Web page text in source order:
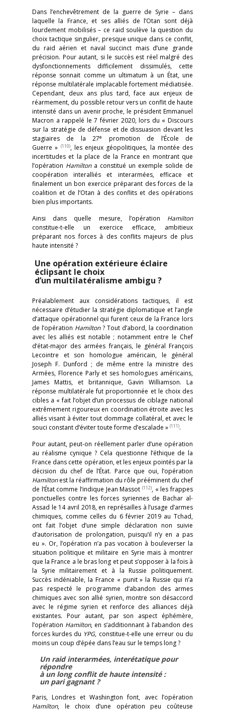
Dans l’enchevêtrement de la guerre de Syrie – dans
laquelle la France, et ses alliés de l’Otan sont déjà
lourdement mobilisés – ce raid soulève la question du
choix tactique singulier, presque unique dans ce conflit,
du raid aérien et naval succinct mais d’une grande
précision. Pour autant, si le succès est réel malgré des
dysfonctionnements difficilement dissimulés, cette
réponse sonnait comme un ultimatum à un État, une
réponse multilatérale implacable fortement médiatisée.
Cependant, deux ans plus tard, face aux enjeux de
réarmement, du possible retour vers un conflit de haute
intensité dans un avenir proche, le président Emmanuel
Macron a rappelé le 7 février 2020, lors du « Discours
sur la stratégie de défense et de dissuasion devant les
stagiaires de la 27e
promotion de l’École de
Guerre » (110), les enjeux géopolitiques, la montée des
incertitudes et la place de la France en montrant que
l’opération Hamilton a constitué un exemple solide de
coopération interalliés et interarmées, efficace et
finalement un bon exercice préparant des forces de la
coalition et de l’Otan à des conflits et des opérations
bien plus importants.
Ainsi dans quelle mesure, l’opération Hamilton
constitue-t-elle un exercice efficace, ambitieux
préparant nos forces à des conflits majeurs de plus
haute intensité ?
Une opération extérieure éclaire
éclipsant le choix
d’un multilatéralisme ambigu ?
Préalablement aux considérations tactiques, il est
nécessaire d’étudier la stratégie diplomatique et l’angle
d’attaque opérationnel qui furent ceux de la France lors
de l’opération Hamilton? Tout d’abord, la coordination
avec les alliés est notable ; notamment entre le Chef
d’état-major des armées français, le général François
Lecointre et son homologue américain, le général
Joseph F. Dunford ; de même entre la ministre des
Armées, Florence Parly et ses homologues américains,
James Mattis, et britannique, Gavin Williamson. La
réponse multilatérale fut proportionnée et le choix des
cibles a « fait l’objet d’un processus de ciblage national
extrêmement rigoureux en coordination étroite avec les
alliés visant à éviter tout dommage collatéral, et avec le
souci constant d’éviter toute forme d’escalade » (111).
Pour autant, peut-on réellement parler d’une opération
au réalisme cynique ? Cela questionne l’éthique de la
France dans cette opération, et les enjeux pointés par la
décision du chef de l’État. Parce que oui, l’opération
Hamiltonest la réaffirmation du rôle prééminent du chef
de l’État comme l’indique Jean Massot (112), « les frappes
ponctuelles contre les forces syriennes de Bachar al-
Assad le 14 avril 2018, en représailles à l’usage d’armes
chimiques, comme celles du 6 février 2019 au Tchad,
ont fait l’objet d’une simple déclaration non suivie
d’autorisation de prolongation, puisqu’il n’y en a pas
eu ». Or, l’opération n’a pas vocation à bouleverser la
situation politique et militaire en Syrie mais à montrer
que la France a le bras long et peut s’opposer à la fois à
la Syrie militairement et à la Russie politiquement.
Succès indéniable, la France « punit » la Russie qui n’a
pas respecté le programme d’abandon des armes
chimiques avec son allié syrien, montre son désaccord
avec le régime syrien et renforce des alliances déjà
existantes. Pour autant, par son aspect éphémère,
l’opération Hamilton, en s’additionnant à l’abandon des
forces kurdes du YPG, constitue-t-elle une erreur ou du
moins un coup d’épée dans l’eau sur le temps long ?
Un raid interarmées, interétatique pour
répondre
à un long conflit de haute intensité :
un pari gagnant ?
Paris, Londres et Washington font, avec l’opération
Hamilton, le choix d’une opération peu coûteuse